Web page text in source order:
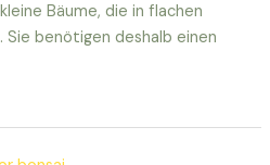
Bäume, die in flachen
benötigen deshalb einen